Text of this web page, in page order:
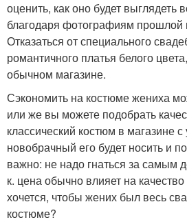
оценить, как оно будет
благодаря фотографиям прошлой
Отказаться от специального
романтичного платья белого
обычном магазине.
Сэкономить на костюме жениха
или же вы можете подобрать
классический костюм в магазине с
новобрачный его будет носить и
важно: не надо гнаться за самым
к. цена обычно влияет на
хочется, чтобы жених был весь
костюме?